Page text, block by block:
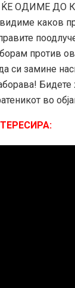
ЌЕ ОДИМЕ ДО
каков
против
си замине
во